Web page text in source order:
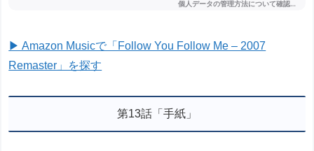
▶ Amazon Musicで「Follow You Follow Me – 2007
Remaster」を探す
第13話「手紙」